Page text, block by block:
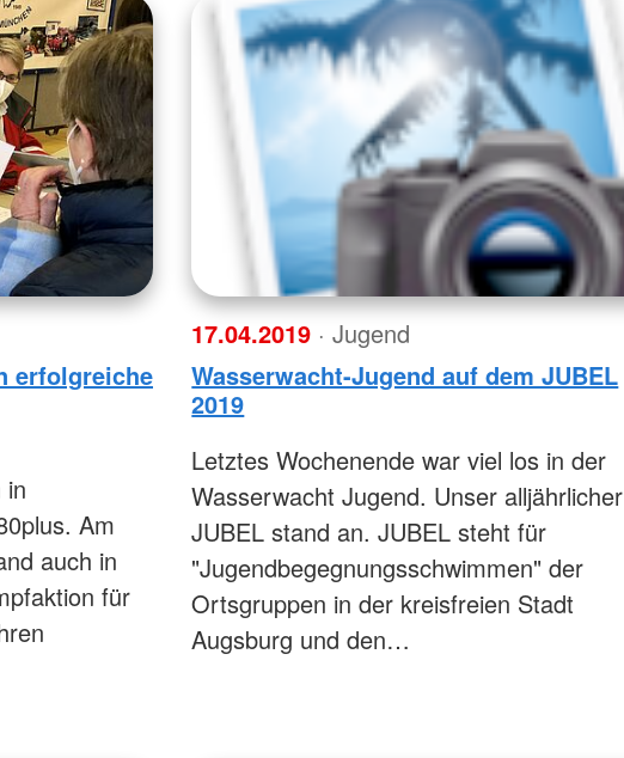
erfolgreiche
in
Am
auch in
für
17.04.2019 · Jugend
Wasserwacht-Jugend auf dem JUBEL
2019
Letztes Wochenende war viel los in der
Wasserwacht Jugend. Unser alljährlicher
JUBEL stand an. JUBEL steht für
"Jugendbegegnungsschwimmen" der
Ortsgruppen in der kreisfreien Stadt
Augsburg und den…